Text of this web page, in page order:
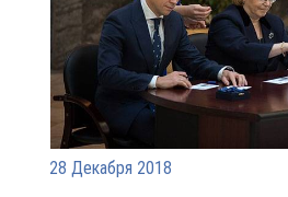
28 Декабря 2018